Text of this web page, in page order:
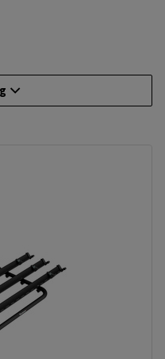
mit allen Karosseriearten